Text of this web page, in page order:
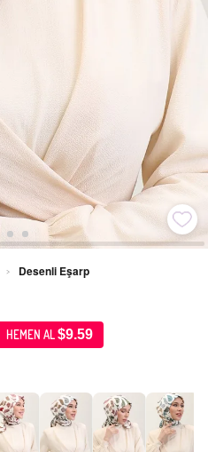
> Desenli Eşarp
HEMEN AL$9.59